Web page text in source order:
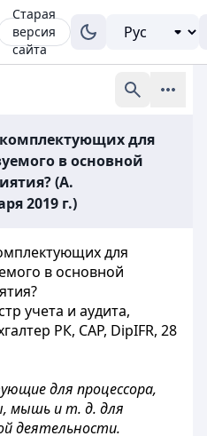
Старая
версия
сайта
для
в основной
(А.
2019 г.)
для
в основной
учета и аудита,
РК, CAP, DipIFR, 28
для процессора,
мышь и т. д. для
деятельности.